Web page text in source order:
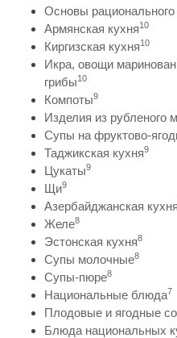
Основы рационального
Армянская кухня10
Киргизская кухня10
Икра, овощи
грибы10
Компоты9
Изделия из рубленого
Супы на фруктово-
Таджикская кухня9
Цукаты9
Щи9
Азербайджанская кухня
Желе8
Эстонская кухня8
Супы молочные8
Супы-пюре8
Национальные блюда7
Плодовые и ягодные
Блюда национальных